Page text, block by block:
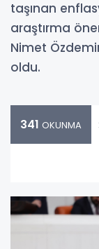
taşınan
araştırma
Nimet
oldu.
341 OKUNMA